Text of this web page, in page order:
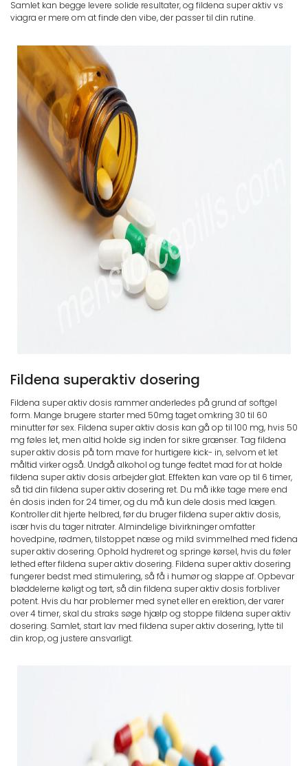
Samlet kan begge levere solide resultater, og fildena super aktiv vs
viagra er mere om at finde den vibe, der passer til din rutine.
Fildena superaktiv dosering
Fildena super aktiv dosis rammer anderledes på grund af softgel
form. Mange brugere starter med 50mg taget omkring 30 til 60
minutter før sex. Fildena super aktiv dosis kan gå op til 100 mg, hvis 50
mg føles let, men altid holde sig inden for sikre grænser. Tag fildena
super aktiv dosis på tom mave for hurtigere kick- in, selvom et let
måltid virker også. Undgå alkohol og tunge fedtet mad for at holde
fildena super aktiv dosis arbejder glat. Effekten kan vare op til 6 timer,
så tid din fildena super aktiv dosering ret. Du må ikke tage mere end
én dosis inden for 24 timer, og du må kun dele dosis med lægen.
Kontroller dit hjerte helbred, før du bruger fildena super aktiv dosis,
især hvis du tager nitrater. Almindelige bivirkninger omfatter
hovedpine, rødmen, tilstoppet næse og mild svimmelhed med fidena
super aktiv dosering. Ophold hydreret og springe kørsel, hvis du føler
lethed efter fildena super aktiv dosering. Fildena super aktiv dosering
fungerer bedst med stimulering, så få i humør og slappe af. Opbevar
bløddelerne køligt og tørt, så din fildena super aktiv dosis forbliver
potent. Hvis du har problemer med synet eller en erektion, der varer
over 4 timer, skal du straks søge hjælp og stoppe fildena super aktiv
dosering. Samlet, start lav med fildena super aktiv dosering, lytte til
din krop, og justere ansvarligt.